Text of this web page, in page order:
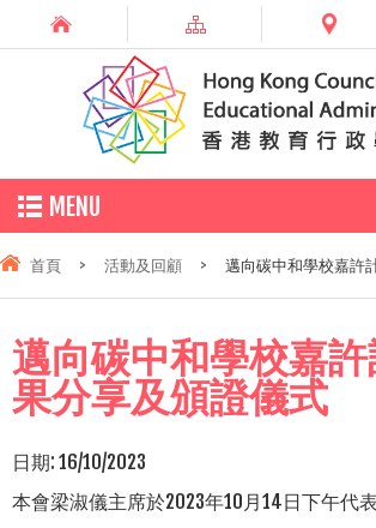
MENU
首頁 > 活動及回顧 > 邁向碳中和學校嘉許
邁向碳中和學校嘉
果分享及頒證儀式
日期: 16/10/2023
本會梁淑儀主席於2023年10月14日下午代